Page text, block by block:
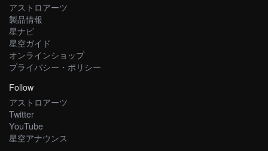
アストロアーツ
製品情報
星ナビ
星空ガイド
オンラインショップ
プライバシー・ポリシー
Follow
アストロアーツ
Twitter
YouTube
星空アナウンス